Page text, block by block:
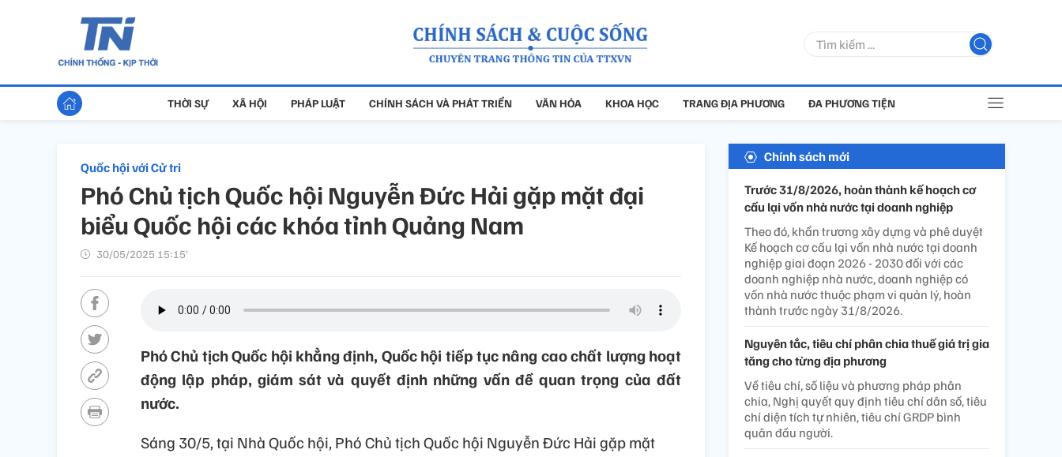
THỜI SỰ XÃ HỘI PHÁP LUẬT CHÍNH SÁCH VÀ PHÁT TRIỂN VĂN HÓA KHOA HỌC TRANG ĐỊA PHƯƠNG ĐA PHƯƠNG TIỆN
Quốc hội với Cử tri
Phó Chủ tịch Quốc hội Nguyễn Đức Hải gặp mặt đại
biểu Quốc hội các khóa tỉnh Quảng Nam
30/05/2025 15:15’
Phó Chủ tịch Quốc hội khẳng định, Quốc hội tiếp tục nâng cao chất lượng hoạt
động lập pháp, giám sát và quyết định những vấn đề quan trọng của đất
nước.
Sáng 30/5, tại Nhà Quốc hội, Phó Chủ tịch Quốc hội Nguyễn Đức Hải gặp mặt
Chính sách mới
Trước 31/8/2026, hoàn thành kế hoạch cơ
cấu lại vốn nhà nước tại doanh nghiệp
Theo đó, khẩn trương xây dựng và phê duyệt
Kế hoạch cơ cấu lại vốn nhà nước tại doanh
nghiệp giai đoạn 2026 - 2030 đối với các
doanh nghiệp nhà nước, doanh nghiệp có
vốn nhà nước thuộc phạm vi quản lý, hoàn
thành trước ngày 31/8/2026.
Nguyên tắc, tiêu chí phân chia thuế giá trị gia
tăng cho từng địa phương
Về tiêu chí, số liệu và phương pháp phân
chia, Nghị quyết quy định tiêu chí dân số, tiêu
chí diện tích tự nhiên, tiêu chí GRDP bình
quân đầu người.